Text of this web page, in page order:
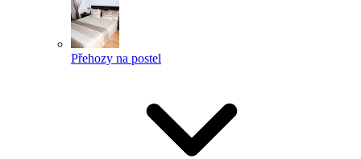
Přehozy na postel